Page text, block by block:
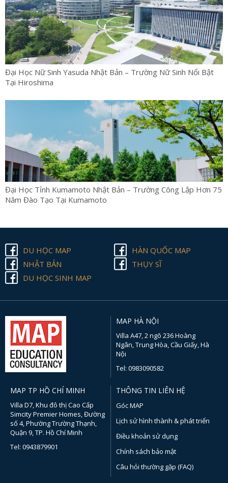
Đại Học Nữ Sinh Yasuda Nhật Bản – Trường Nữ Sinh Nổi Bật
Tại Hiroshima
Đại Học Tỉnh Kumamoto Nhật Bản – Trường Công Lập Hơn 75
Năm Đào Tạo Tại Kumamoto
DU HỌC MAP
HÀN QUỐC MAP
NHẬT BẢN
THỤY SĨ
DU HỌC SINH MAP
MAP HÀ NỘI
Villa A47, 2 ngõ 236 Hoàng
Ngân, Trung Hòa, Cầu Giấy, Hà
Nội
Tel: 0983090582
MAP TP HỒ CHÍ MINH
Villa D7, Khu đô thị Cao Cấp
Simcity Premier Homes, Đường
số 4, Phường Trường Thạnh,
Quận 9, TP. Hồ Chí Minh
Tel: 0943879901
THÔNG TIN LIÊN HỆ
Góc MAP
Lịch sử hình thành & phát triển
Điều khoản sử dụng
Chính sách bảo mật
Câu hỏi thường gặp (FAQ)